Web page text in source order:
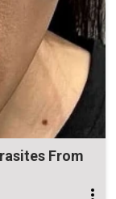
From